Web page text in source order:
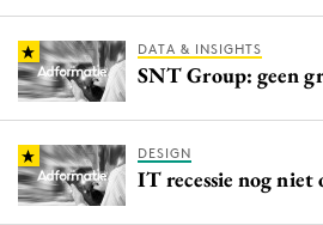
DATA & INSIGHTS
SNT Group: geen
DESIGN
IT recessie nog niet